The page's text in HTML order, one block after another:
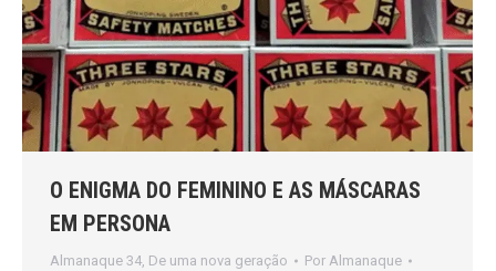
O ENIGMA DO FEMININO E AS MÁSCARAS
EM PERSONA
Almanaque 34, De uma nova geração Por Almanaque